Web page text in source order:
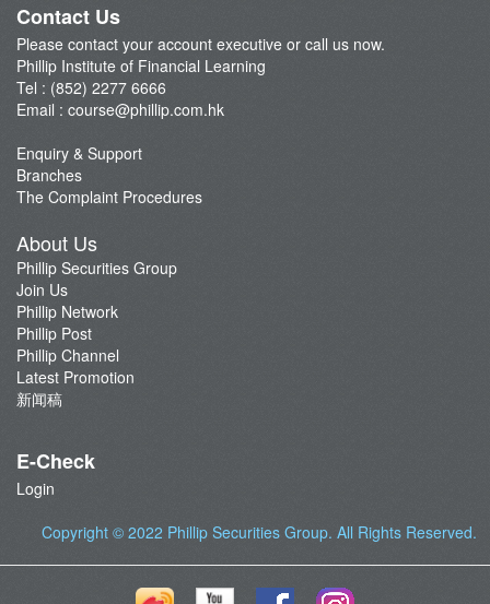
Contact Us
Please contact your account executive or call us now.
Phillip Institute of Financial Learning
Tel : (852) 2277 6666
Email : course@phillip.com.hk
Enquiry & Support
Branches
The Complaint Procedures
About Us
Phillip Securities Group
Join Us
Phillip Network
Phillip Post
Phillip Channel
Latest Promotion
新闻稿
E-Check
Login
Copyright © 2022 Phillip Securities Group. All Rights Reserved.